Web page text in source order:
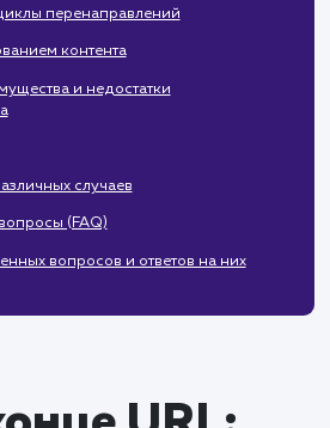
удалить слэш в различных CMS
Joomla, Drupal и др.
загрузки сайта
их избежать
циклы перенаправлений
контента
случаев